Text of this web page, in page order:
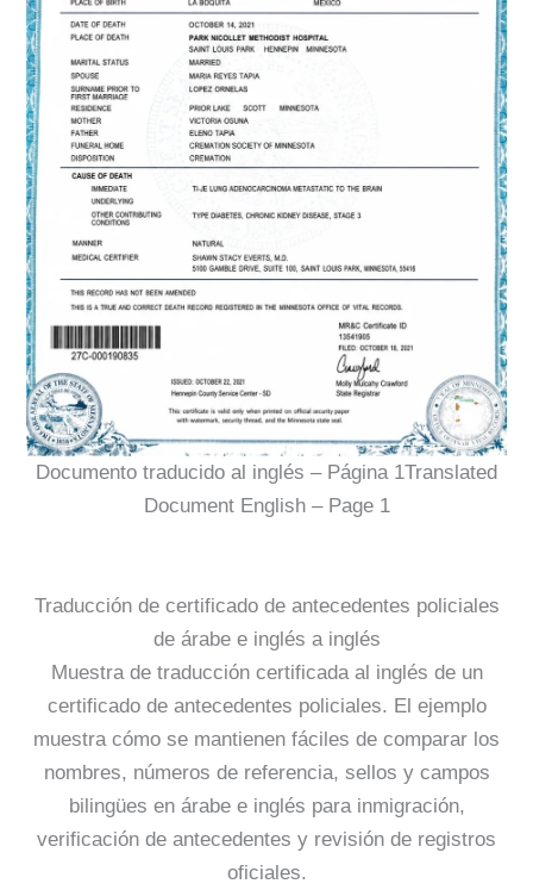
Documento traducido al inglés – Página 1Translated
Document English – Page 1
Traducción de certificado de antecedentes policiales
de árabe e inglés a inglés
Muestra de traducción certificada al inglés de un
certificado de antecedentes policiales. El ejemplo
muestra cómo se mantienen fáciles de comparar los
nombres, números de referencia, sellos y campos
bilingües en árabe e inglés para inmigración,
verificación de antecedentes y revisión de registros
oficiales.